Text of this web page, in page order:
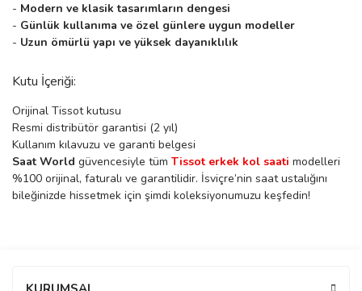
- Modern ve klasik tasarımların dengesi
- Günlük kullanıma ve özel günlere uygun modeller
- Uzun ömürlü yapı ve yüksek dayanıklılık
Kutu İçeriği:
Orijinal Tissot kutusu
Resmi distribütör garantisi (2 yıl)
Kullanım kılavuzu ve garanti belgesi
Saat World güvencesiyle tüm Tissot erkek kol saati modelleri
%100 orijinal, faturalı ve garantilidir. İsviçre’nin saat ustalığını
bileğinizde hissetmek için şimdi koleksiyonumuzu keşfedin!